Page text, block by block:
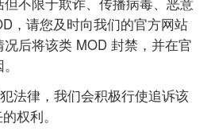
，请您及时向我们的官方网站
后将该类 MOD 封禁，并在官
法律，我们会积极行使追诉该
权利。